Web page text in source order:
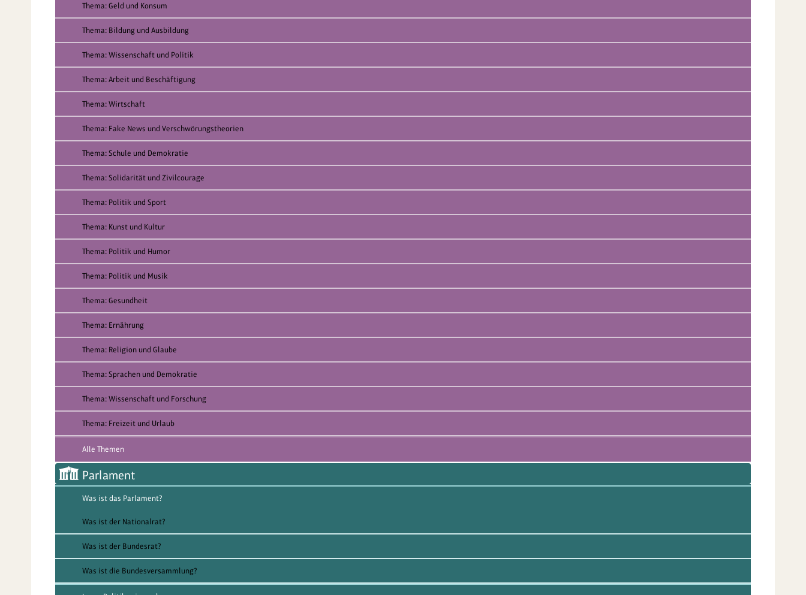
Thema: Geld und Konsum
Thema: Bildung und Ausbildung
Thema: Wissenschaft und Politik
Thema: Arbeit und Beschäftigung
Thema: Wirtschaft
Thema: Fake News und Verschwörungstheorien
Thema: Schule und Demokratie
Thema: Solidarität und Zivilcourage
Thema: Politik und Sport
Thema: Kunst und Kultur
Thema: Politik und Humor
Thema: Politik und Musik
Thema: Gesundheit
Thema: Ernährung
Thema: Religion und Glaube
Thema: Sprachen und Demokratie
Thema: Wissenschaft und Forschung
Thema: Freizeit und Urlaub
Alle Themen
Parlament
Was ist das Parlament?
Was ist der Nationalrat?
Was ist der Bundesrat?
Was ist die Bundesversammlung?